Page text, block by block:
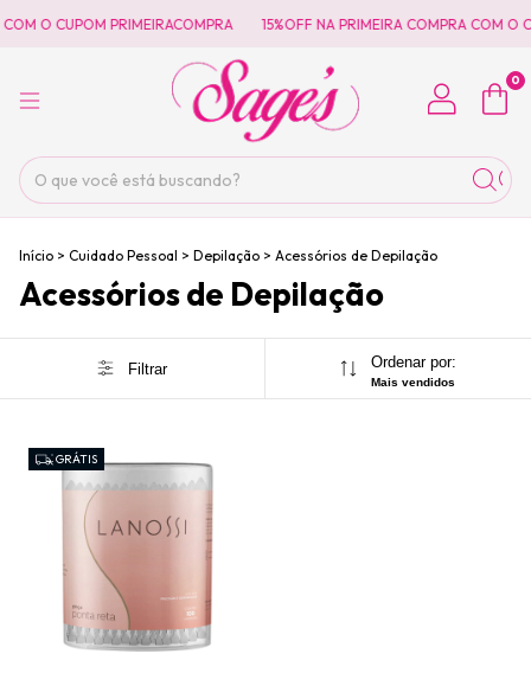
O CUPOM PRIMEIRACOMPRA 15%OFF NA PRIMEIRA COMPRA COM O
0
Início > Cuidado Pessoal > Depilação > Acessórios de Depilação
Acessórios de Depilação
Filtrar Ordenar por:
Mais vendidos
GRÁTIS